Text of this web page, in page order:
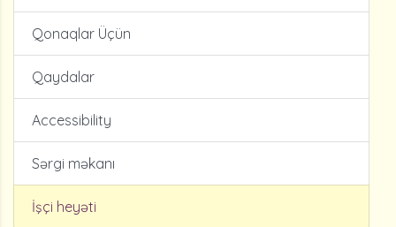
Qonaqlar Üçün
Qaydalar
Accessibility
Sərgi məkanı
İşçi heyəti